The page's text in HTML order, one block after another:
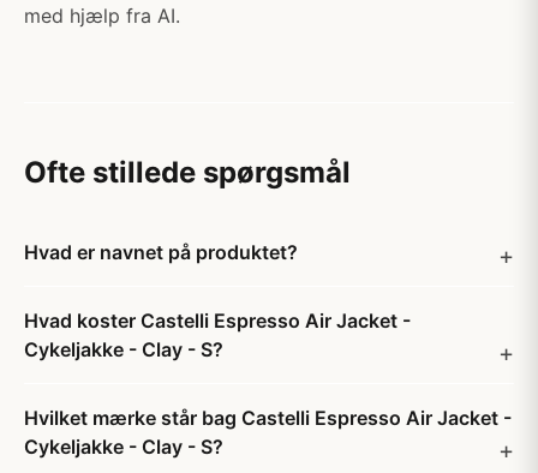
med hjælp fra AI.
Ofte stillede spørgsmål
Hvad er navnet på produktet?
Hvad koster Castelli Espresso Air Jacket -
Cykeljakke - Clay - S?
Hvilket mærke står bag Castelli Espresso Air Jacket -
Cykeljakke - Clay - S?